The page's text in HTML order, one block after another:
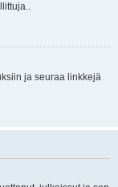
ja seuraa linkkejä